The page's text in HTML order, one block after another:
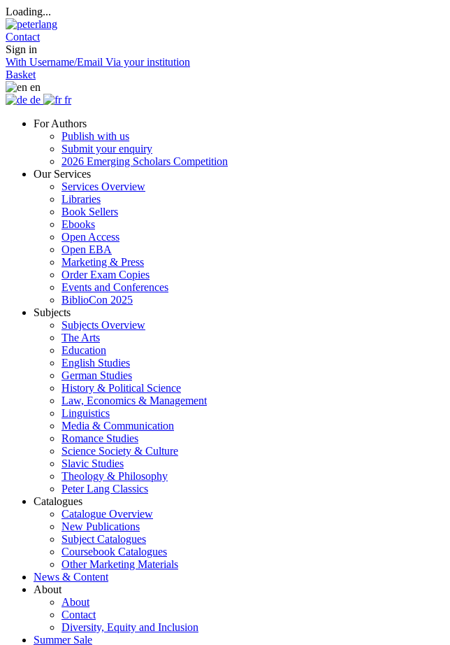
Loading...
Contact
Sign in
With Username/Email Via your institution
Basket
en
de
fr
For Authors
Publish with us
Submit your enquiry
2026 Emerging Scholars Competition
Our Services
Services Overview
Libraries
Book Sellers
Ebooks
Open Access
Open EBA
Marketing & Press
Order Exam Copies
Events and Conferences
BiblioCon 2025
Subjects
Subjects Overview
The Arts
Education
English Studies
German Studies
History & Political Science
Law, Economics & Management
Linguistics
Media & Communication
Romance Studies
Science Society & Culture
Slavic Studies
Theology & Philosophy
Peter Lang Classics
Catalogues
Catalogue Overview
New Publications
Subject Catalogues
Coursebook Catalogues
Other Marketing Materials
News & Content
About
About
Contact
Diversity, Equity and Inclusion
Summer Sale